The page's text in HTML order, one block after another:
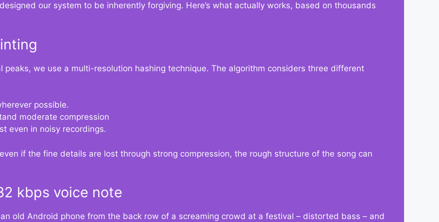
our system to be inherently forgiving. Here’s what actually works, based on thousands
peaks, we use a multi-resolution hashing technique. The algorithm considers three different
possible.
moderate compression
even in noisy recordings.
if the fine details are lost through strong compression, the rough structure of the song can
kbps voice note
old Android phone from the back row of a screaming crowd at a festival – distorted bass – and